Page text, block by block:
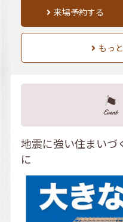
来場予約する
もっ
地震に強い住まいづ
に